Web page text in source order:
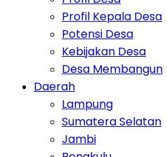
Profil Kepala Desa
Potensi Desa
Kebijakan Desa
Desa Membangun
Daerah
Lampung
Sumatera Selatan
Jambi